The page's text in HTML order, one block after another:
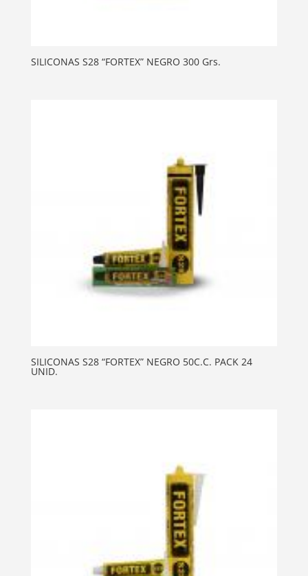
SILICONAS S28 “FORTEX” NEGRO 300 Grs.
SILICONAS S28 “FORTEX” NEGRO 50C.C. PACK 24
UNID.